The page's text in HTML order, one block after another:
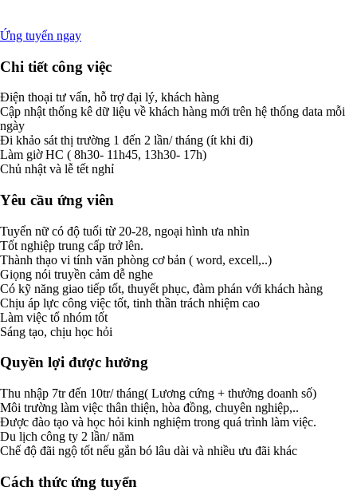
Ứng tuyển ngay
Chi tiết công việc
Điện thoại tư vấn, hỗ trợ đại lý, khách hàng
Cập nhật thống kê dữ liệu về khách hàng mới trên hệ thống data mỗi
ngày
Đi khảo sát thị trường 1 đến 2 lần/ tháng (ít khi đi)
Làm giờ HC ( 8h30- 11h45, 13h30- 17h)
Chủ nhật và lễ tết nghỉ
Yêu cầu ứng viên
Tuyển nữ có độ tuổi từ 20-28, ngoại hình ưa nhìn
Tốt nghiệp trung cấp trở lên.
Thành thạo vi tính văn phòng cơ bản ( word, excell,..)
Giọng nói truyền cảm dễ nghe
Có kỹ năng giao tiếp tốt, thuyết phục, đàm phán với khách hàng
Chịu áp lực công việc tốt, tinh thần trách nhiệm cao
Làm việc tổ nhóm tốt
Sáng tạo, chịu học hỏi
Quyền lợi được hưởng
Thu nhập 7tr đến 10tr/ tháng( Lương cứng + thưởng doanh số)
Môi trường làm việc thân thiện, hòa đồng, chuyên nghiệp,..
Được đào tạo và học hỏi kinh nghiệm trong quá trình làm việc.
Du lịch công ty 2 lần/ năm
Chế độ đãi ngộ tốt nếu gắn bó lâu dài và nhiều ưu đãi khác
Cách thức ứng tuyển